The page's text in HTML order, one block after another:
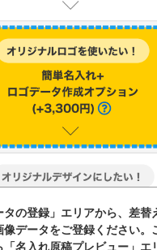
タの登録」エリアから、差替
像データをご登録ください。
「名入れ原稿プレビュー」エ